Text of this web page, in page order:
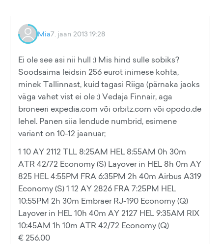
Mia7. jaan 2013 19:28
Ei ole see asi nii hull :) Mis hind sulle sobiks?
Soodsaima leidsin 256 eurot inimese kohta,
minek Tallinnast, kuid tagasi Riiga (pärnaka jaoks
väga vahet vist ei ole :) Vedaja Finnair, aga
broneeri expedia.com või orbitz.com või opodo.de
lehel. Panen siia lendude numbrid, esimene
variant on 10-12 jaanuar;
1 10 AY 2112 TLL 8:25AM HEL 8:55AM 0h 30m
ATR 42/72 Economy (S) Layover in HEL 8h 0m AY
825 HEL 4:55PM FRA 6:35PM 2h 40m Airbus A319
Economy (S) 1 12 AY 2826 FRA 7:25PM HEL
10:55PM 2h 30m Embraer RJ-190 Economy (Q)
Layover in HEL 10h 40m AY 2127 HEL 9:35AM RIX
10:45AM 1h 10m ATR 42/72 Economy (Q)
€ 256.00